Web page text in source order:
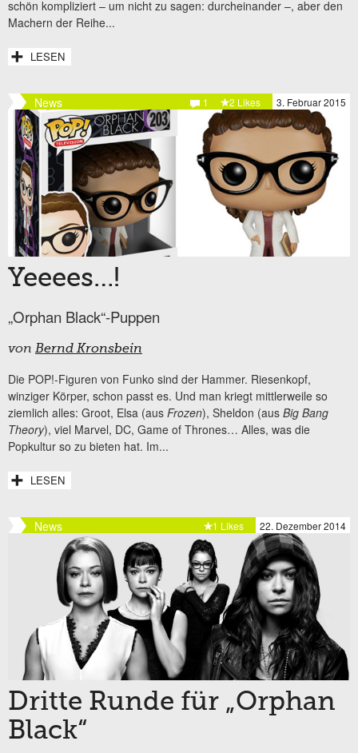
schön kompliziert – um nicht zu sagen: durcheinander –, aber den
Machern der Reihe...
LESEN
News 3. Februar 2015
2 Likes
1
Yeeees…!
„Orphan Black“-Puppen
von Bernd Kronsbein
Die POP!-Figuren von Funko sind der Hammer. Riesenkopf,
winziger Körper, schon passt es. Und man kriegt mittlerweile so
ziemlich alles: Groot, Elsa (aus Frozen), Sheldon (aus Big Bang
Theory), viel Marvel, DC, Game of Thrones… Alles, was die
Popkultur so zu bieten hat. Im...
LESEN
News 22. Dezember 2014
1 Likes
Dritte Runde für „Orphan
Black“